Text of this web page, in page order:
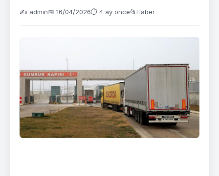
✍️ admin📅 16/04/2026⏱ 4 ay önce📂Haber